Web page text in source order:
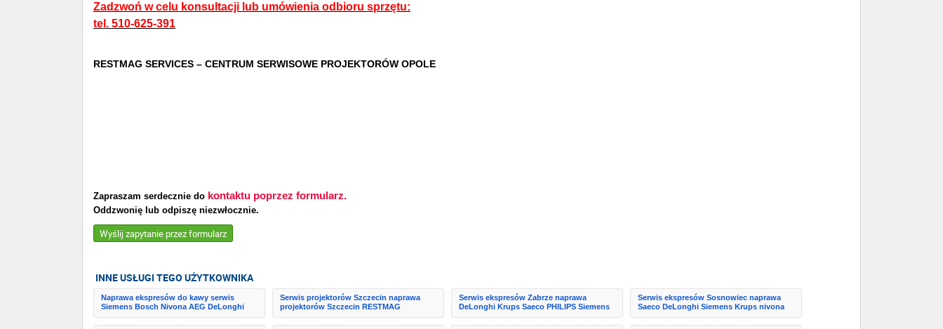
Zadzwoń w celu konsultacji lub umówienia odbioru sprzętu:
tel. 510-625-391
RESTMAG SERVICES – CENTRUM SERWISOWE PROJEKTORÓW OPOLE
Zapraszam serdecznie do kontaktu poprzez formularz.
Oddzwonię lub odpiszę niezwłocznie.
Wyślij zapytanie przez formularz
INNE USŁUGI TEGO UŻYTKOWNIKA
Naprawa ekspresów do kawy serwis
Siemens Bosch Nivona AEG DeLonghi
Serwis projektorów Szczecin naprawa
projektorów Szczecin RESTMAG
Serwis ekspresów Zabrze naprawa
DeLonghi Krups Saeco PHILIPS Siemens
Serwis ekspresów Sosnowiec naprawa
Saeco DeLonghi Siemens Krups nivona